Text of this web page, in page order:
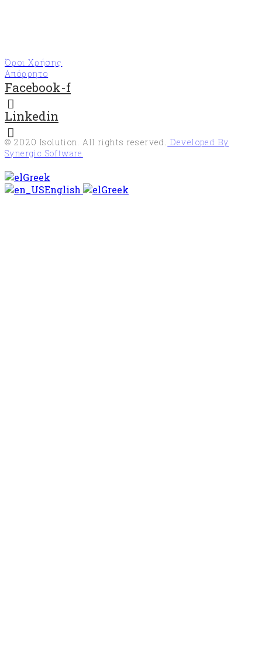
Όροι Χρήσης
Απόρρητο
Facebook-f
Linkedin
© 2020 Isolution . All rights reserved.
Developed By
Synergic Software
Greek
English
Greek